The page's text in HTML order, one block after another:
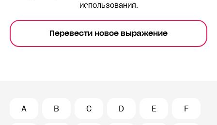
использования.
Перевести новое выражение
A B C D E F